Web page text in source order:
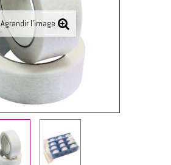
Agrandir l'image